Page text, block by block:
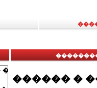
��������
������ �